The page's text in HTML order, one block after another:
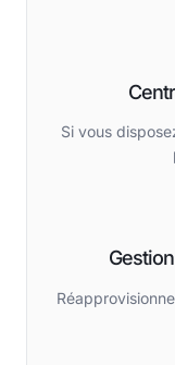
Si vous